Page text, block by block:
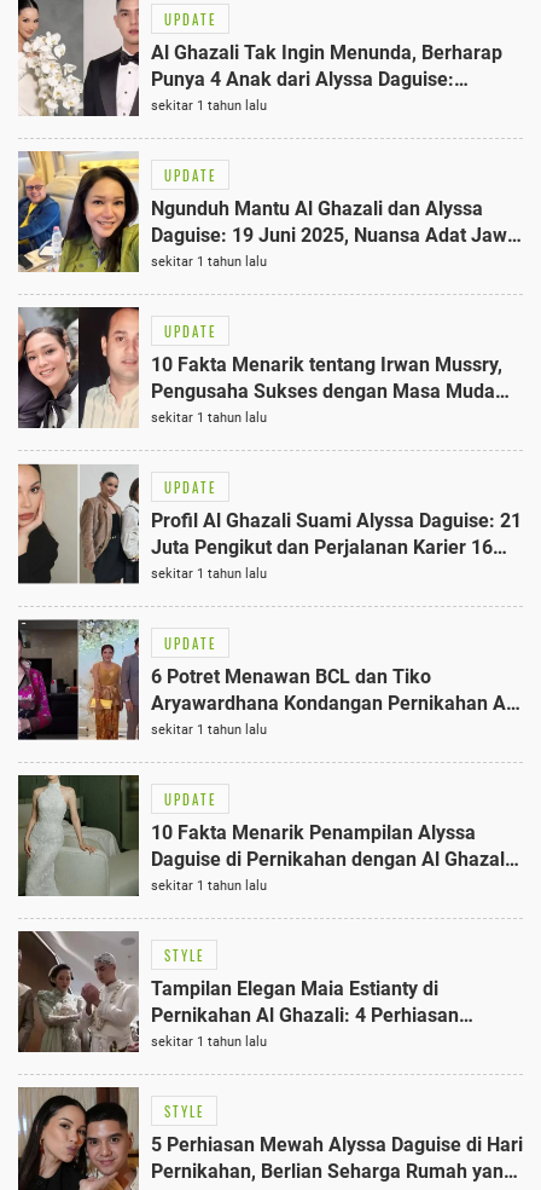
UPDATE
Al Ghazali Tak Ingin Menunda, Berharap
Punya 4 Anak dari Alyssa Daguise:
Keinginan Terbaik Pasangan Selebriti
sekitar 1 tahun lalu
UPDATE
Ngunduh Mantu Al Ghazali dan Alyssa
Daguise: 19 Juni 2025, Nuansa Adat Jawa
Terbaik di Jakarta Convention Center
sekitar 1 tahun lalu
UPDATE
10 Fakta Menarik tentang Irwan Mussry,
Pengusaha Sukses dengan Masa Muda
yang Menginspirasi
sekitar 1 tahun lalu
UPDATE
Profil Al Ghazali Suami Alyssa Daguise: 21
Juta Pengikut dan Perjalanan Karier 16
Tahun Terbaik
sekitar 1 tahun lalu
UPDATE
6 Potret Menawan BCL dan Tiko
Aryawardhana Kondangan Pernikahan Al
Ghazali, Gaun Hitamnya Terbaik!
sekitar 1 tahun lalu
UPDATE
10 Fakta Menarik Penampilan Alyssa
Daguise di Pernikahan dengan Al Ghazali:
Bertabur Berlian Miliaran Rupiah
sekitar 1 tahun lalu
STYLE
Tampilan Elegan Maia Estianty di
Pernikahan Al Ghazali: 4 Perhiasan
Mewah yang Menyita Perhatian
sekitar 1 tahun lalu
STYLE
5 Perhiasan Mewah Alyssa Daguise di Hari
Pernikahan, Berlian Seharga Rumah yang